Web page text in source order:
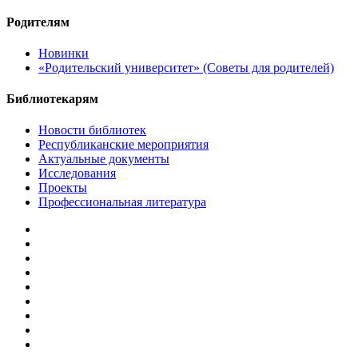
Родителям
Новинки
«Родительский университет» (Советы для родителей)
Библиотекарям
Новости библиотек
Республиканские мероприятия
Актуальные документы
Исследования
Проекты
Профессиональная литература